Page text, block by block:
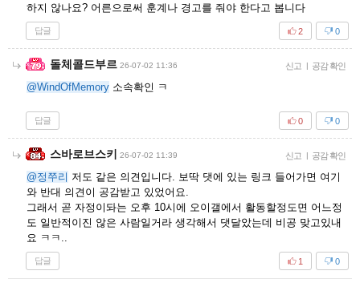
하지 않나요? 어른으로써 훈계나 경고를 줘야 한다고 봅니다
답글 0
2
돌체콜드부르 26-07-02 11:36 신고 | 공감 확인
@WindOfMemory 소속확인 ㅋ
답글 0
0
스바로브스키 26-07-02 11:39 신고 | 공감 확인
@정쭈리 저도 같은 의견입니다. 보딱 댓에 있는 링크 들어가면 여기
와 반대 의견이 공감받고 있었어요.
그래서 곧 자정이돠는 오후 10시에 오이갤에서 활동할정도면 어느정
도 일반적이진 않은 사람일거라 생각해서 댓달았는데 비공 맞고있내
요 ㅋㅋ..
답글 0
1